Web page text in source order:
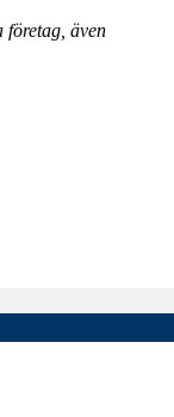
även